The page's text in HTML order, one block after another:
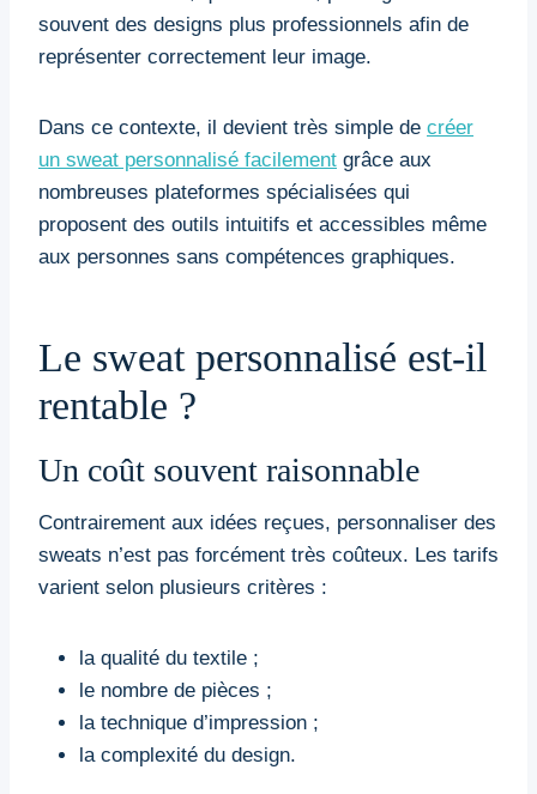
souvent des designs plus professionnels afin de
représenter correctement leur image.
Dans ce contexte, il devient très simple de créer
un sweat personnalisé facilement grâce aux
nombreuses plateformes spécialisées qui
proposent des outils intuitifs et accessibles même
aux personnes sans compétences graphiques.
Le sweat personnalisé est-il
rentable ?
Un coût souvent raisonnable
Contrairement aux idées reçues, personnaliser des
sweats n’est pas forcément très coûteux. Les tarifs
varient selon plusieurs critères :
la qualité du textile ;
le nombre de pièces ;
la technique d’impression ;
la complexité du design.